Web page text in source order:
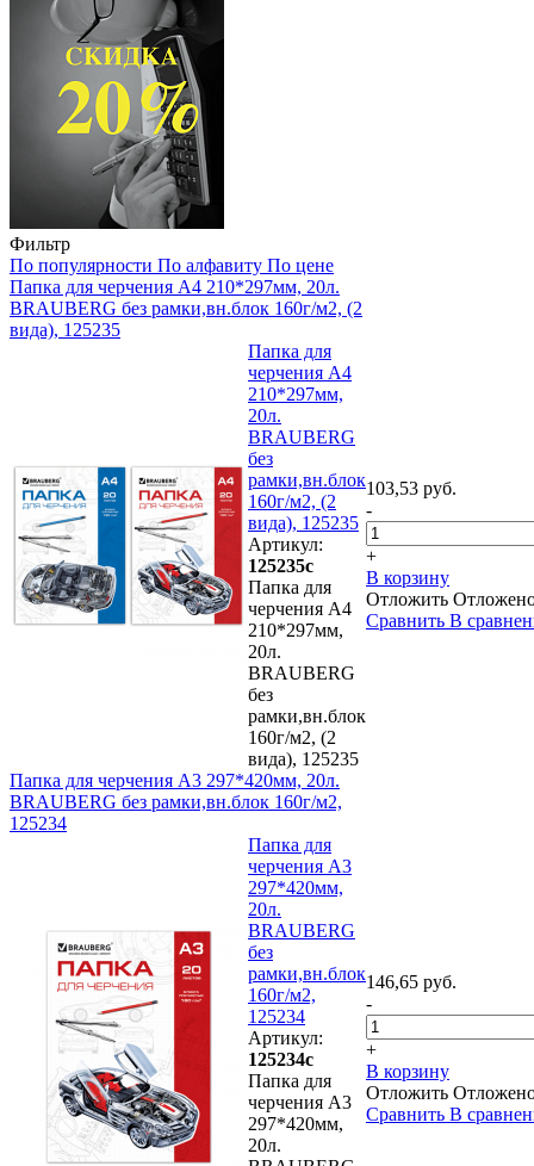
Фильтр
По популярности По алфавиту По цене
Папка для черчения А4 210*297мм, 20л.
BRAUBERG без рамки,вн.блок 160г/м2, (2
вида), 125235
Папка для
черчения А4
210*297мм,
20л.
BRAUBERG
без
рамки,вн.блок
160г/м2, (2
вида), 125235
Артикул:
125235с
Папка для
черчения А4
210*297мм,
20л.
BRAUBERG
без
рамки,вн.блок
160г/м2, (2
вида), 125235
103,53 руб.
-
+
В корзину
Отложить
Сравнить В
Папка для черчения А3 297*420мм, 20л.
BRAUBERG без рамки,вн.блок 160г/м2,
125234
Папка для
черчения А3
297*420мм,
20л.
BRAUBERG
без
рамки,вн.блок
160г/м2,
125234
Артикул:
125234с
Папка для
черчения А3
297*420мм,
20л.
146,65 руб.
-
+
В корзину
Отложить
Сравнить В